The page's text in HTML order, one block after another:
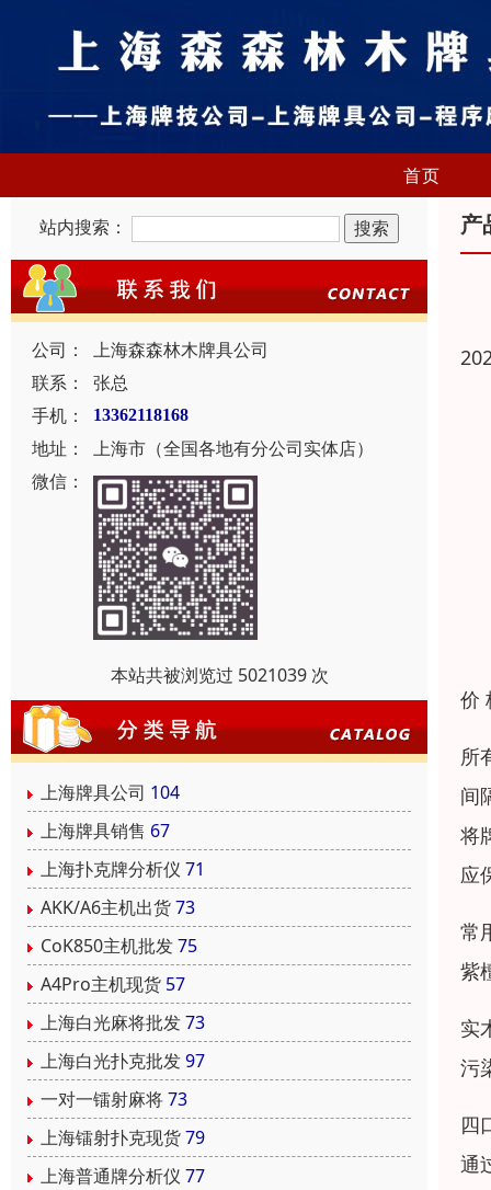
首页
站内搜索：
公司：
上海森森林木牌具公司
联系：
张总
手机：
13362118168
地址：
上海市（全国各地有分公司实体店）
微信：
本站共被浏览过 5021039 次
上海牌具公司 104
上海牌具销售 67
上海扑克牌分析仪 71
AKK/A6主机出货73
CoK850主机批发75
A4Pro主机现货 57
上海白光麻将批发73
上海白光扑克批发97
一对一镭射麻将73
上海镭射扑克现货79
上海普通牌分析仪 77
产
价
所
间
将
应
常
紫
实
污
四
通